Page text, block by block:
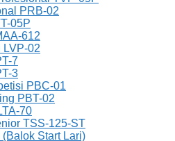
PRB-02
05P
612
LVP-02
7
3
PBC-01
PBT-02
70
TSS-125-ST
Start Lari)